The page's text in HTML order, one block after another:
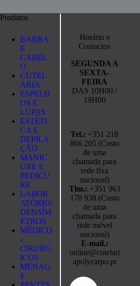
Produtos
BARBA
E
CABEL
O
CUTEL
ARIA
ESPELH
OS E
LUPAS
ESTÉTI
CA E
DEPILA
ÇÃO
MANIC
URE E
PEDICU
RE
LABOR
ATÓRIO/
DENSÍM
ETROS
MÉDICO
-
CIRURG
ICOS
MÉNAG
E
Horário e
Contactos
SEGUNDA A
SEXTA-
FEIRA
DAS 10H00 /
19H00
Tel.: +351 218
866 205 (Custo
de uma
chamada para
rede fixa
nacional)
Tlm.: +351 963
170 938 (Custo
de uma
chamada para
rede móvel
nacional)
E-mail.:
online@cutelari
apolycarpo.pt